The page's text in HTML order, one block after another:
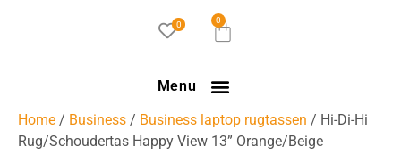
0 0
Menu
Home / Business / Business laptop rugtassen / Hi-Di-Hi
Rug/Schoudertas Happy View 13” Orange/Beige